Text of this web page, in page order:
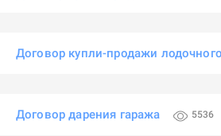
Договор купли-продажи
Договор дарения гаража 5536